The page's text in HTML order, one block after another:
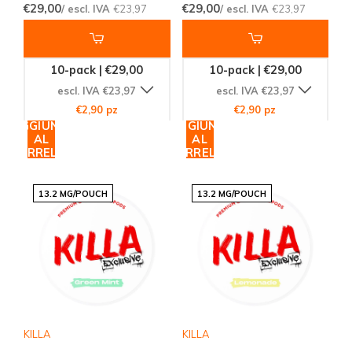
€29,00/ escl. IVA €23,97
10-pack | €29,00
escl. IVA €23,97
€2,90 pz
AGGIUNGI
AL
CARRELLO
€29,00/ escl. IVA €23,97
10-pack | €29,00
escl. IVA €23,97
€2,90 pz
AGGIUNGI
AL
CARRELLO
13.2 MG/POUCH
KILLA
13.2 MG/POUCH
KILLA